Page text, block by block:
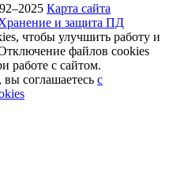
Карта сайта
и защита ПД
чтобы улучшить работу и
файлов cookies
работе с сайтом.
соглашаетесь c